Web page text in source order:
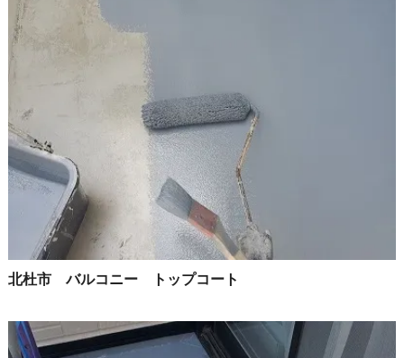
北杜市 バルコニー トップコート